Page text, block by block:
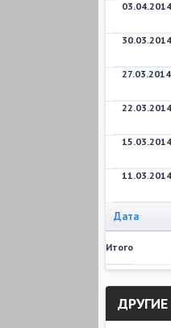
03.04.2014
30.03.2014
27.03.2014
22.03.2014
15.03.2014
11.03.2014
Дата
Итого